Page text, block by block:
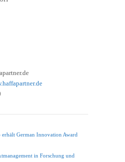
erhält German Innovation Award
in Forschung und